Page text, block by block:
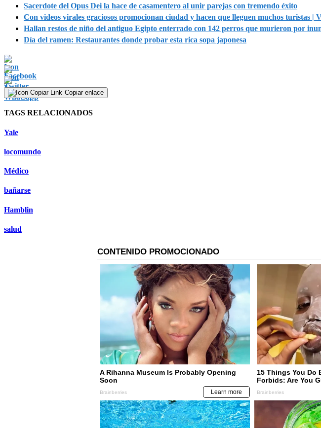
Sacerdote del Opus Dei la hace de casamentero al unir parejas con tremendo éxito
Con videos virales graciosos promocionan ciudad y hacen que lleguen muchos turistas |
Hallan restos de niño del antiguo Egipto enterrado con 142 perros que murieron por
Día del ramen: Restaurantes donde probar esta rica sopa japonesa
Copiar enlace
TAGS RELACIONADOS
Yale
locomundo
Médico
bañarse
Hamblin
salud